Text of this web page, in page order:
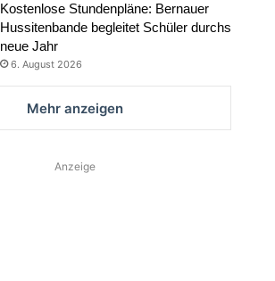
Kostenlose Stundenpläne: Bernauer
Hussitenbande begleitet Schüler durchs
neue Jahr
6. August 2026
Mehr anzeigen
Anzeige